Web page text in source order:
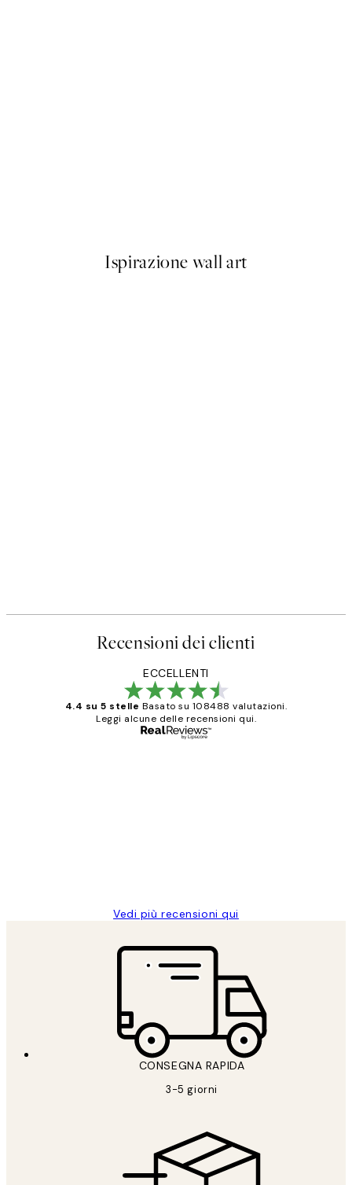
Ispirazione wall art
Recensioni dei clienti
ECCELLENTI
4.4 su 5 stelle Basato su 108488 valutazioni.
Leggi alcune delle recensioni qui.
Vedi più recensioni qui
CONSEGNA RAPIDA
3-5 giorni